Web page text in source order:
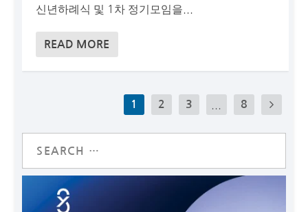
신년하례식 및 1차 정기모임을...
READ MORE
1 2 3 8